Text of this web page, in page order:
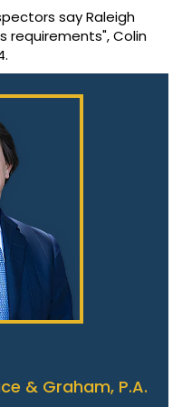
say Raleigh
requirements", Colin
& Graham, P.A.